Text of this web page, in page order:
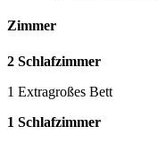
Zimmer
2 Schlafzimmer
1 Extragroßes Bett
1 Schlafzimmer